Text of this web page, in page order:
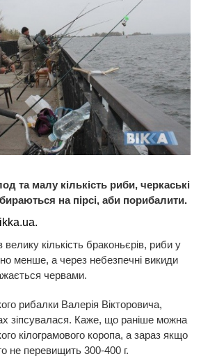
та малу кількість риби, черкаські
на пірсі, аби порибалити.
кількість браконьєрів, риби у
менше, а через небезпечні викиди
червами.
рибалки Валерія Вікторовича,
зіпсувалася. Каже, що раніше можна
кілограмового коропа, а зараз якщо
не перевищить 300-400 г.